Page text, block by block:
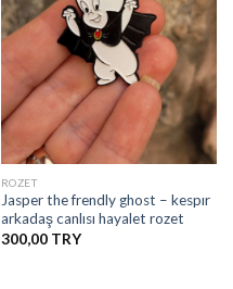
İstek
Listesine
Ekle
ROZET
Jasper the frendly ghost – kespır
arkadaş canlısı hayalet rozet
300,00